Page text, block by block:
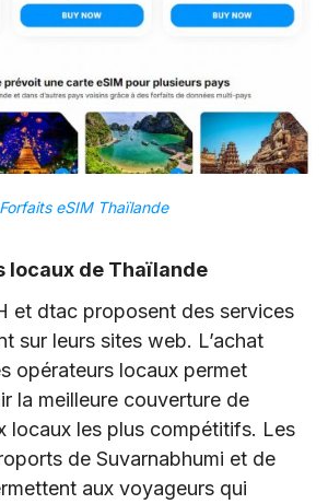
Forfaits eSIM Thaïlande
locaux de Thaïlande
et dtac proposent des services
sur leurs sites web. L’achat
opérateurs locaux permet
la meilleure couverture de
locaux les plus compétitifs. Les
de Suvarnabhumi et de
aux voyageurs qui